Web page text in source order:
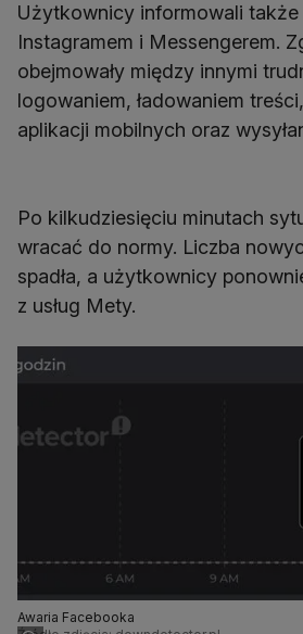
Użytkownicy informowali także
Instagramem i Messengerem.
obejmowały między innymi
logowaniem, ładowaniem
aplikacji mobilnych oraz
Po kilkudziesięciu minutach
wracać do normy. Liczba
spadła, a użytkownicy
z usług Mety.
Awaria Facebooka